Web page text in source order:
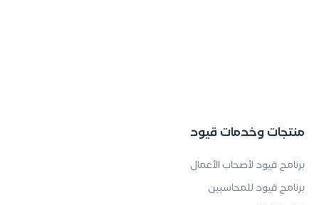
منتجات وخدمات قيود
برنامج قيود لأصحاب الأعمال
برنامج قيود للمحاسبين